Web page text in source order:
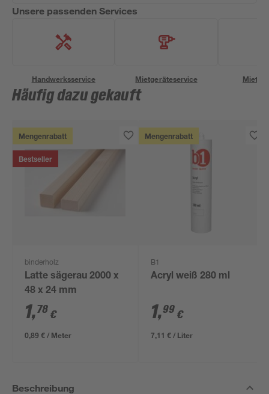
Unsere passenden Services
Handwerksservice Mietgeräteservice
Häufig dazu gekauft
Mengenrabatt
Bestseller
binderholz
Latte sägerau 2000 x
48 x 24 mm
1,78 €
0,89 € / Meter
Mengenrabatt
B1
Acryl weiß 280 ml
1,99 €
7,11 € / Liter
Beschreibung